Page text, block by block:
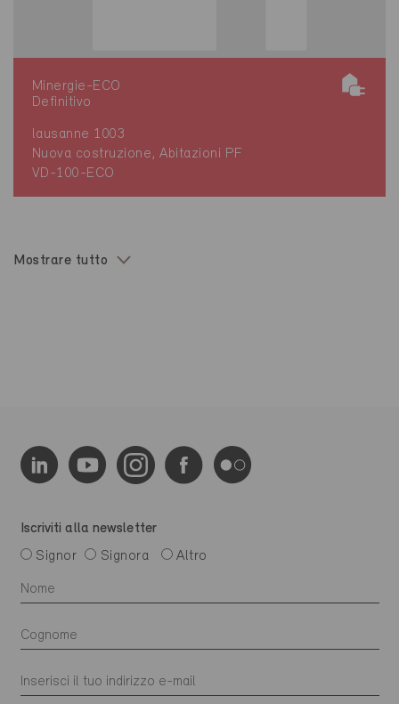
Minergie-ECO
Definitivo
lausanne 1003
Nuova costruzione, Abitazioni PF
VD-100-ECO
Mostrare tutto
Iscriviti alla newsletter
Signor
Signora Altro